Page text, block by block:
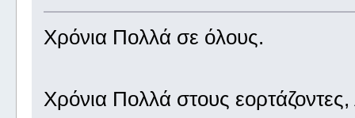
Χρόνια Πολλά σε όλους.
Χρόνια Πολλά στους